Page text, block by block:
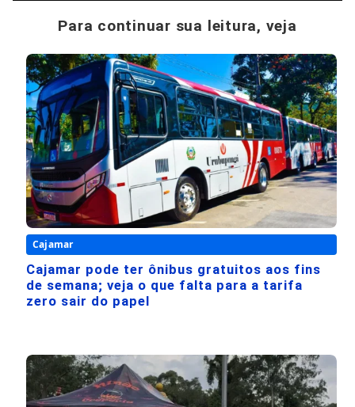
Para continuar sua leitura, veja
Cajamar
Cajamar pode ter ônibus gratuitos aos fins
de semana; veja o que falta para a tarifa
zero sair do papel